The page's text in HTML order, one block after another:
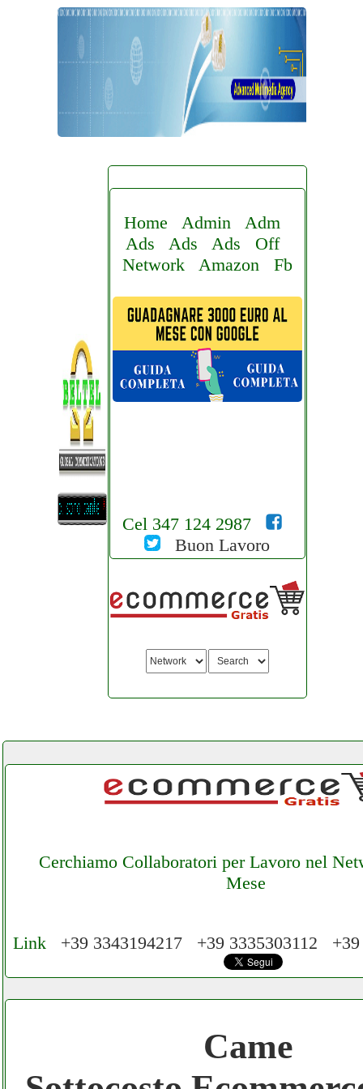
Home Admin
Adm
Ads
Ads Ads
Off
Network
Amazon Fb
Cel 347 124 2987
Buon Lavoro
Cerchiamo Collaboratori per Lavoro nel
Mese
Cerchiamo Collaboratori per Lavoro nel
€ Mese
Gratis registra il tuo Ecommerce nel
Link+39 3343194217 +39 3335303112
Came